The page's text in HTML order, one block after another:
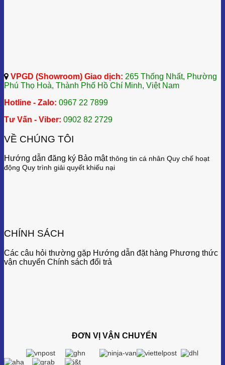
VPGD (Showroom) Giao dịch: 265 Thống Nhất, Phường
Phú Thọ Hoà, Thành Phố Hồ Chí Minh, Việt Nam
Hotline - Zalo: 0967 22 7899
Tư Vấn - Viber: 0902 82 2729
VỀ CHÚNG TÔI
Hướng dẫn đăng ký Bảo mậtthông tin cá nhân Quy chế hoạt
động Quy trình giải quyết khiếu nại
CHÍNH SÁCH
Các câu hỏi thường gặp Hướng dẫn đặt hàng Phương thức
vận chuyển Chính sách đổi trả
ĐƠN VỊ VẬN CHUYỂN